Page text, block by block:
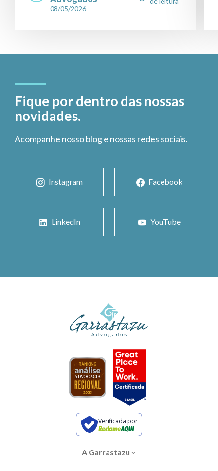
08/05/2026
Fique por dentro das nossas
novidades.
Acompanhe nosso blog e nossas redes sociais.
Instagram Facebook
LinkedIn YouTube
Verificada por
A Garrastazu